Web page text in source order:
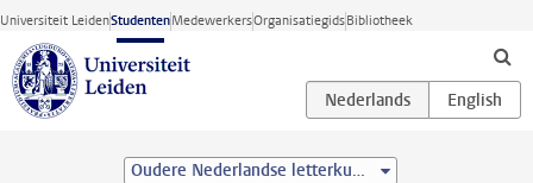
Ga direct naar de inhoud
Universiteit LeidenStudentenMedewerkersOrganisatiegidsBibliotheek
Oudere Nederlandse letterkunde (MA)